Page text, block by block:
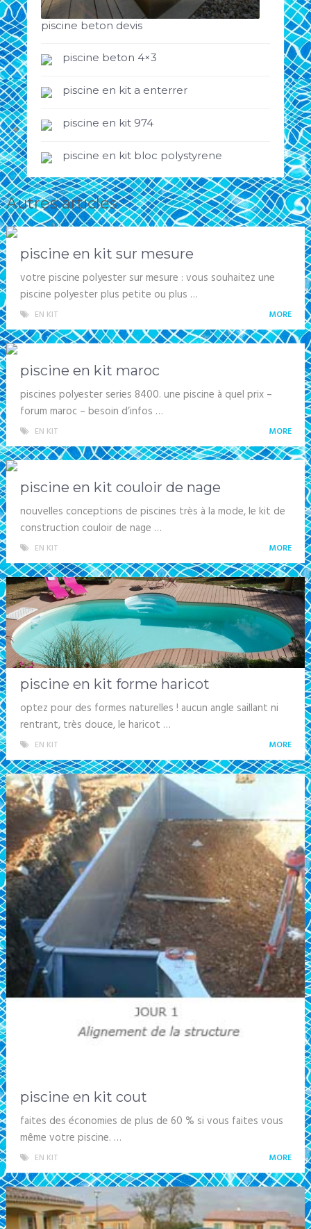
piscine beton devis
piscine beton 4×3
piscine en kit a enterrer
piscine en kit 974
piscine en kit bloc polystyrene
Autres articles
piscine en kit sur mesure
votre piscine polyester sur mesure : vous souhaitez une
piscine polyester plus petite ou plus …
EN KIT MORE
piscine en kit maroc
piscines polyester series 8400. une piscine à quel prix –
forum maroc – besoin d’infos …
EN KIT MORE
piscine en kit couloir de nage
nouvelles conceptions de piscines très à la mode, le kit de
construction couloir de nage …
EN KIT MORE
piscine en kit forme haricot
optez pour des formes naturelles ! aucun angle saillant ni
rentrant, très douce, le haricot …
EN KIT MORE
piscine en kit cout
faites des économies de plus de 60 % si vous faites vous
même votre piscine. …
EN KIT MORE